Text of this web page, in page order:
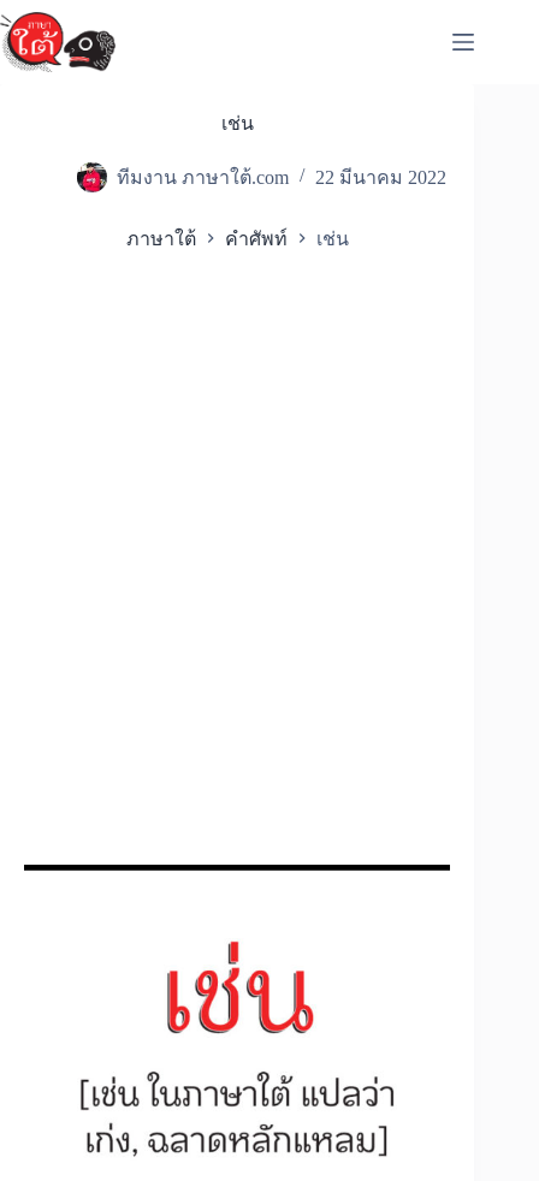
Skip
to
content
เช่น
ทีมงาน ภาษาใต้.com 22 มีนาคม 2022
ภาษาใต้ คำศัพท์ เช่น